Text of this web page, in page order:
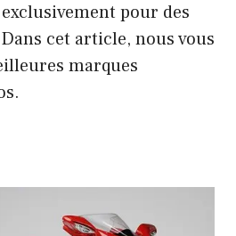
pour des
cet article, nous vous
marques